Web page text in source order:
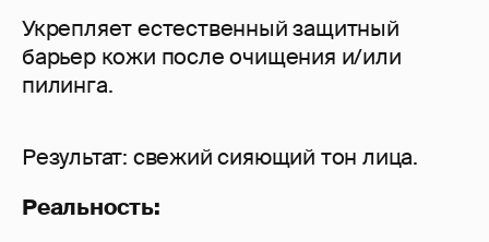
Укрепляет естественный защитный
барьер кожи после очищения и/или
пилинга.
Результат: свежий сияющий тон лица.
Реальность: